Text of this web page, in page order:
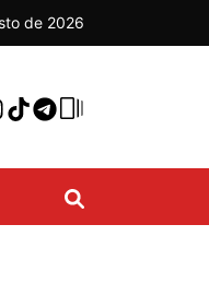
de 2026